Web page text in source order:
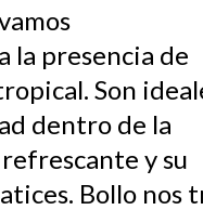
la presencia de
Son
dentro de la
y su
Bollo nos